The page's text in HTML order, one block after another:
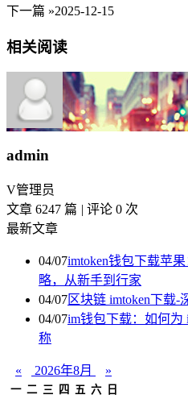
下一篇 »2025-12-15
相关阅读
admin
V管理员
文章 6247 篇 | 评论 0 次
最新文章
04/07imtoken钱包下载苹
略，从新手到行家
04/07区块链 imtoken下载-
04/07im钱包下载：如何为
称
« 2026年8月 »
一 二 三 四 五 六 日